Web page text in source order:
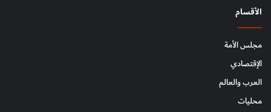
الأقسام
مجلس الأمة
الإقتصادي
العرب والعالم
محليات